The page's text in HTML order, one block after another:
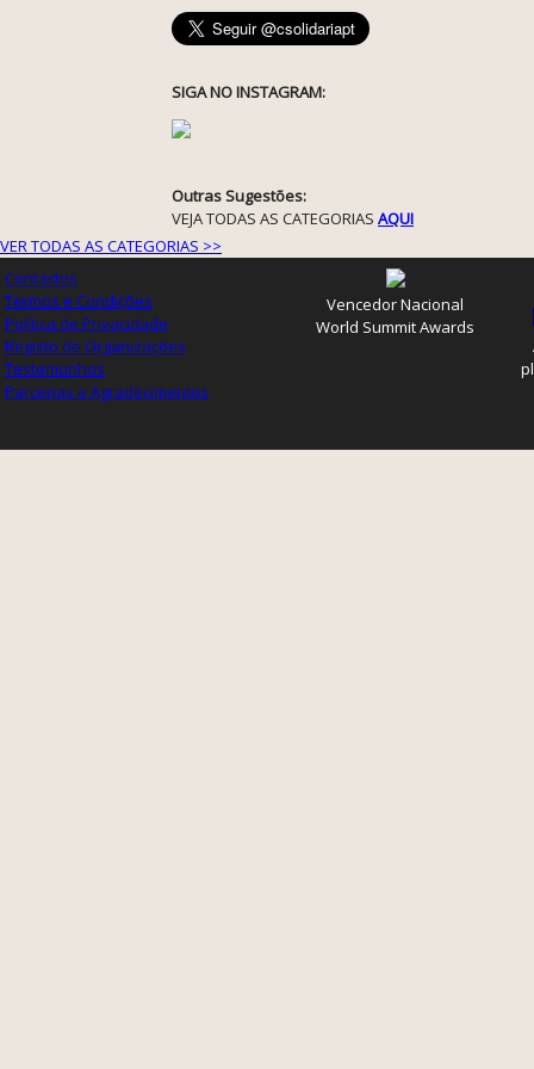
SIGA NO INSTAGRAM:
Outras Sugestões:
VEJA TODAS AS CATEGORIAS AQUI
VER TODAS AS CATEGORIAS >>
Contactos
Termos e Condições
Política de Privacidade
Registo de Organizações
Testemunhos
Parcerias e Agradecimentos
Vencedor Nacional
World Summit Awards